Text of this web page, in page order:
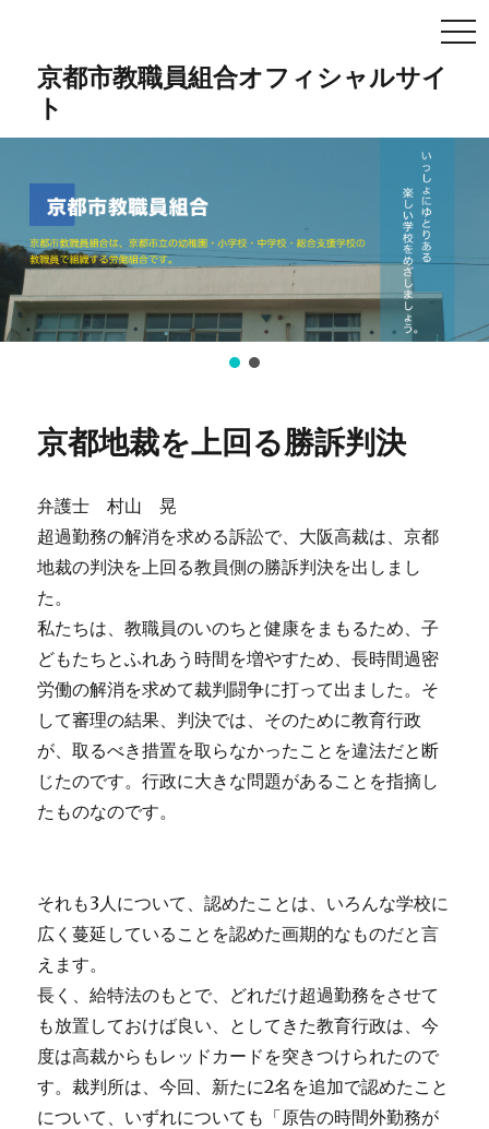
京都市教職員組合オフィシャルサイ
ト
京都地裁を上回る勝訴判決
弁護士 村山 晃
超過勤務の解消を求める訴訟で、大阪高裁は、京都
地裁の判決を上回る教員側の勝訴判決を出しまし
た。
私たちは、教職員のいのちと健康をまもるため、子
どもたちとふれあう時間を増やすため、長時間過密
労働の解消を求めて裁判闘争に打って出ました。そ
して審理の結果、判決では、そのために教育行政
が、取るべき措置を取らなかったことを違法だと断
じたのです。行政に大きな問題があることを指摘し
たものなのです。
それも3人について、認めたことは、いろんな学校に
広く蔓延していることを認めた画期的なものだと言
えます。
長く、給特法のもとで、どれだけ超過勤務をさせて
も放置しておけば良い、としてきた教育行政は、今
度は高裁からもレッドカードを突きつけられたので
す。裁判所は、今回、新たに2名を追加で認めたこと
について、いずれについても「原告の時間外勤務が